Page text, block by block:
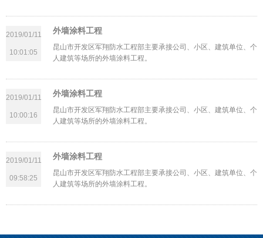
2019/01/11
10:01:05
外墙涂料工程
昆山市开发区军翔防水工程部主要承接公司、小区、建筑单位、个
人建筑等场所的外墙涂料工程。
2019/01/11
10:00:16
外墙涂料工程
昆山市开发区军翔防水工程部主要承接公司、小区、建筑单位、个
人建筑等场所的外墙涂料工程。
2019/01/11
09:58:25
外墙涂料工程
昆山市开发区军翔防水工程部主要承接公司、小区、建筑单位、个
人建筑等场所的外墙涂料工程。